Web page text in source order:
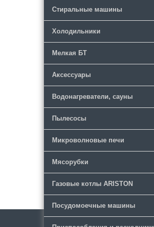
Стиральные машины
Холодильники
Мелкая БТ
Аксессуары
Водонагреватели, сауны
Пылесосы
Микроволновые печи
Мясорубки
Газовые котлы ARISTON
Посудомоечные машины